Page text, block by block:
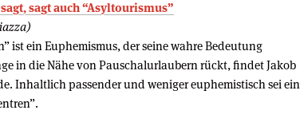
sagt auch “Asyltourismus”
ist ein Euphemismus, der seine wahre Bedeutung
in die Nähe von Pauschalurlaubern rückt, findet Jakob
Inhaltlich passender und weniger euphemistisch sei ein